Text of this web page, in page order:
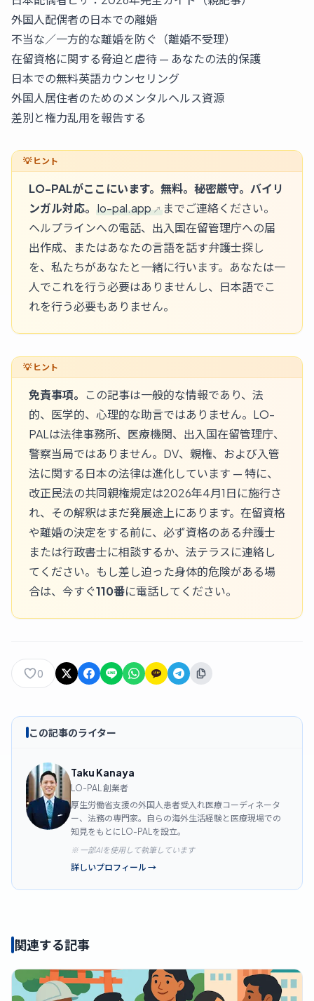
外国人配偶者の日本での離婚
不当な／一方的な離婚を防ぐ（離婚不受理）
在留資格に関する脅迫と虐待 — あなたの法的保護
日本での無料英語カウンセリング
外国人居住者のためのメンタルヘルス資源
差別と権力乱用を報告する
LO-PALがここにいます。無料。秘密厳守。バイリ
ンガル対応。 lo-pal.app
までご連絡ください。
ヘルプラインへの電話、出入国在留管理庁への届
出作成、またはあなたの言語を話す弁護士探し
を、私たちがあなたと一緒に行います。あなたは一
人でこれを行う必要はありませんし、日本語でこ
れを行う必要もありません。
免責事項。
この記事は一般的な情報であり、法
的、医学的、心理的な助言ではありません。LO-
PALは法律事務所、医療機関、出入国在留管理庁、
警察当局ではありません。DV、親権、および入管
法に関する日本の法律は進化しています — 特に、
改正民法の共同親権規定は2026年4月1日に施行さ
れ、その解釈はまだ発展途上にあります。在留資格
や離婚の決定をする前に、必ず資格のある弁護士
または行政書士に相談するか、法テラスに連絡し
てください。もし差し迫った身体的危険がある場
合は、今すぐ110番に電話してください。
0
この記事のライター
Taku Kanaya
LO-PAL 創業者
厚生労働省支援の外国人患者受入れ医療コーディネータ
ー、法務の専門家。自らの海外生活経験と医療現場での
知見をもとにLO-PALを設立。
※ 一部AIを使用して執筆しています
詳しいプロフィール →
関連する記事